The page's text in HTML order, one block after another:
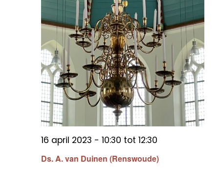
Ds. A. van Duinen (Renswoude)
16 april 2023 - 10:30 tot 12:30